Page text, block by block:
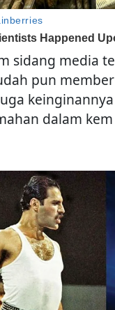
sidang media
pun
dalam